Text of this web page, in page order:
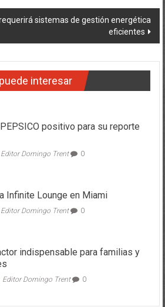
sistemas de gestión energética
eficientes
interesar
positivo para su reporte
Editor Domingo Trent 0
Infinite Lounge en Miami
Editor Domingo Trent 0
indispensable para familias y
Editor Domingo Trent 0